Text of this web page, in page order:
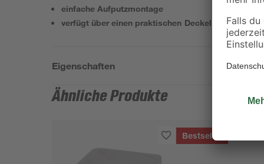
einfache Aufputzmontage
verfügt über einen praktischen Deckel
Eigenschaften
Ähnliche Produkte
Bestseller